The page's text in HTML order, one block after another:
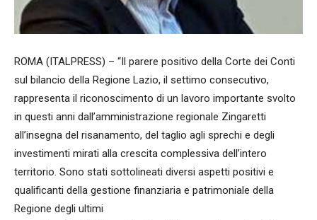
ROMA (ITALPRESS) – “Il parere positivo della Corte dei Conti
sul bilancio della Regione Lazio, il settimo consecutivo,
rappresenta il riconoscimento di un lavoro importante svolto
in questi anni dall’amministrazione regionale Zingaretti
all’insegna del risanamento, del taglio agli sprechi e degli
investimenti mirati alla crescita complessiva dell’intero
territorio. Sono stati sottolineati diversi aspetti positivi e
qualificanti della gestione finanziaria e patrimoniale della
Regione degli ultimi